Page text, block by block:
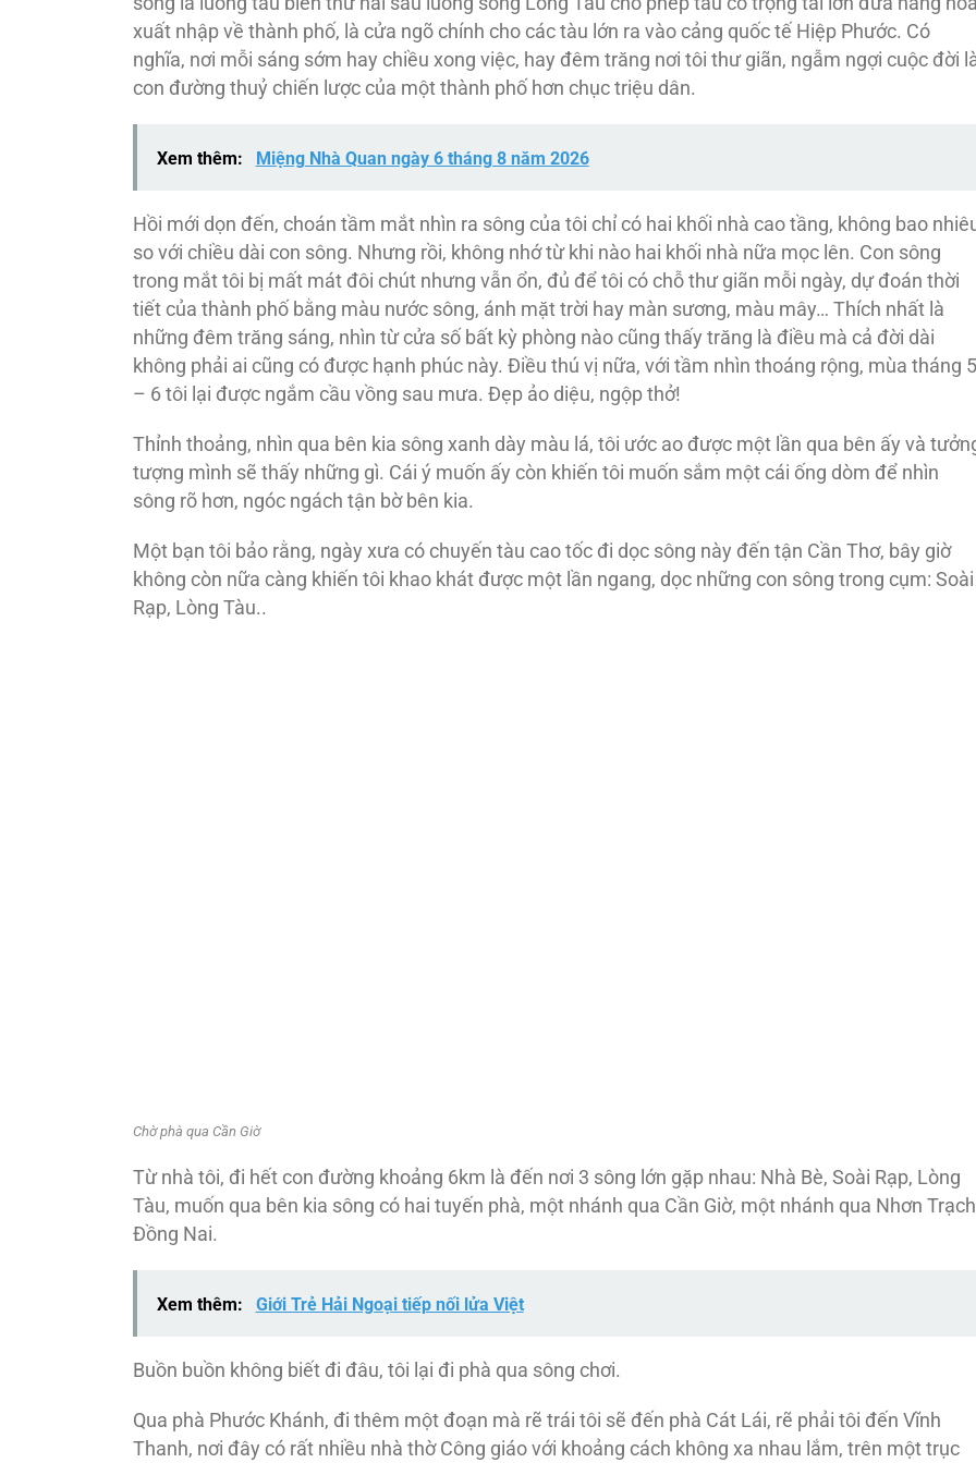
xuất nhập về thành phố, là cửa ngõ chính cho các tàu lớn ra vào cảng quốc tế Hiệp Phước. Có
nghĩa, nơi mỗi sáng sớm hay chiều xong việc, hay đêm trăng nơi tôi thư giãn, ngẫm ngợi cuộc đời
con đường thuỷ chiến lược của một thành phố hơn chục triệu dân.
Xem thêm: Miệng Nhà Quan ngày 6 tháng 8 năm 2026
Hồi mới dọn đến, choán tầm mắt nhìn ra sông của tôi chỉ có hai khối nhà cao tầng, không bao
so với chiều dài con sông. Nhưng rồi, không nhớ từ khi nào hai khối nhà nữa mọc lên. Con sông
trong mắt tôi bị mất mát đôi chút nhưng vẫn ổn, đủ để tôi có chỗ thư giãn mỗi ngày, dự đoán thời
tiết của thành phố bằng màu nước sông, ánh mặt trời hay màn sương, màu mây… Thích nhất là
những đêm trăng sáng, nhìn từ cửa số bất kỳ phòng nào cũng thấy trăng là điều mà cả đời dài
không phải ai cũng có được hạnh phúc này. Điều thú vị nữa, với tầm nhìn thoáng rộng, mùa tháng 5
– 6 tôi lại được ngắm cầu vồng sau mưa. Đẹp ảo diệu, ngộp thở!
Thỉnh thoảng, nhìn qua bên kia sông xanh dày màu lá, tôi ước ao được một lần qua bên ấy và
tượng mình sẽ thấy những gì. Cái ý muốn ấy còn khiến tôi muốn sắm một cái ống dòm để nhìn
sông rõ hơn, ngóc ngách tận bờ bên kia.
Một bạn tôi bảo rằng, ngày xưa có chuyến tàu cao tốc đi dọc sông này đến tận Cần Thơ, bây giờ
không còn nữa càng khiến tôi khao khát được một lần ngang, dọc những con sông trong cụm: Soài
Rạp, Lòng Tàu..
Chờ phà qua Cần Giờ
Từ nhà tôi, đi hết con đường khoảng 6km là đến nơi 3 sông lớn gặp nhau: Nhà Bè, Soài Rạp, Lòng
Tàu, muốn qua bên kia sông có hai tuyến phà, một nhánh qua Cần Giờ, một nhánh qua Nhơn
Đồng Nai.
Xem thêm: Giới Trẻ Hải Ngoại tiếp nối lửa Việt
Buồn buồn không biết đi đâu, tôi lại đi phà qua sông chơi.
Qua phà Phước Khánh, đi thêm một đoạn mà rẽ trái tôi sẽ đến phà Cát Lái, rẽ phải tôi đến Vĩnh
Thanh, nơi đây có rất nhiều nhà thờ Công giáo với khoảng cách không xa nhau lắm, trên một trục